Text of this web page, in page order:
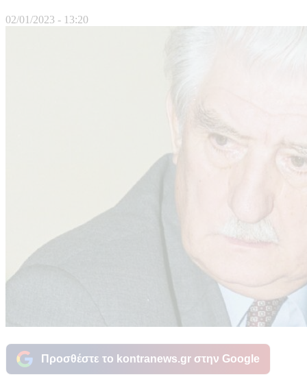
02/01/2023 - 13:20
Προσθέστε το kontranews.gr στην Google